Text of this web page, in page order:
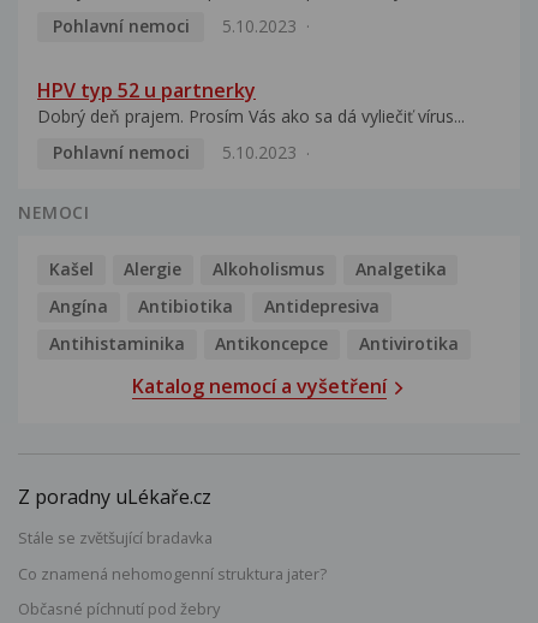
Pohlavní nemoci
5.10.2023
HPV typ 52 u partnerky
Dobrý deň prajem. Prosím Vás ako sa dá vyliečiť vírus...
Pohlavní nemoci
5.10.2023
NEMOCI
Kašel Alergie Alkoholismus
Analgetika
Angína
Antibiotika
Antidepresiva
Antihistaminika
Antikoncepce Antivirotika
Katalog nemocí a vyšetření
Z poradny uLékaře.cz
Stále se zvětšující bradavka
Co znamená nehomogenní struktura jater?
Občasné píchnutí pod žebry